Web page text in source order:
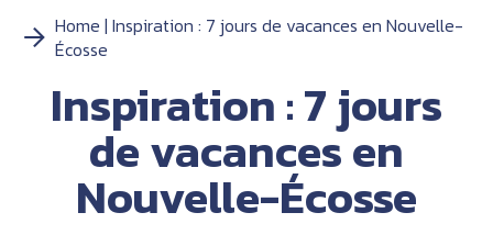
Home Inspiration : 7 jours de vacances en Nouvelle-
Écosse
Inspiration : 7 jours
de vacances en
Nouvelle-Écosse